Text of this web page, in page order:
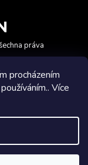
procházením
Více
práva